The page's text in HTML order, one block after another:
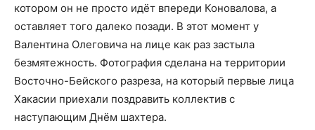
котором он не просто идёт впереди Коновалова, а
оставляет того далеко позади. В этот момент у
Валентина Олеговича на лице как раз застыла
безмятежность. Фотография сделана на территории
Восточно-Бейского разреза, на который первые лица
Хакасии приехали поздравить коллектив с
наступающим Днём шахтера.